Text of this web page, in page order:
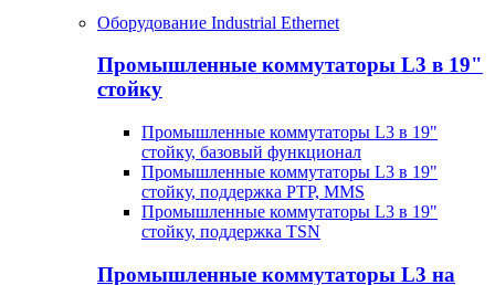
Оборудование Industrial Ethernet
Промышленные коммутаторы L3 в 19"
стойку
Промышленные коммутаторы L3 в 19"
стойку, базовый функционал
Промышленные коммутаторы L3 в 19"
стойку, поддержка PTP, MMS
Промышленные коммутаторы L3 в 19"
стойку, поддержка TSN
Промышленные коммутаторы L3 на